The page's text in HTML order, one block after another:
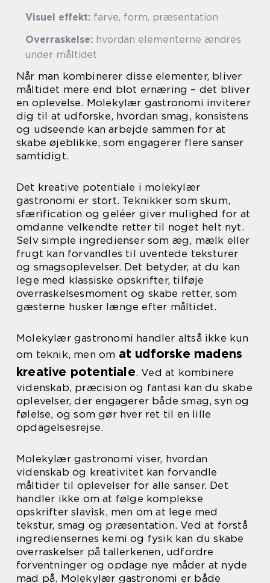
Visuel effekt: farve, form, præsentation
Overraskelse: hvordan elementerne ændres
under måltidet
Når man kombinerer disse elementer, bliver
måltidet mere end blot ernæring – det bliver
en oplevelse. Molekylær gastronomi inviterer
dig til at udforske, hvordan smag, konsistens
og udseende kan arbejde sammen for at
skabe øjeblikke, som engagerer flere sanser
samtidigt.
Det kreative potentiale i molekylær
gastronomi er stort. Teknikker som skum,
sfærification og geléer giver mulighed for at
omdanne velkendte retter til noget helt nyt.
Selv simple ingredienser som æg, mælk eller
frugt kan forvandles til uventede teksturer
og smagsoplevelser. Det betyder, at du kan
lege med klassiske opskrifter, tilføje
overraskelsesmoment og skabe retter, som
gæsterne husker længe efter måltidet.
Molekylær gastronomi handler altså ikke kun
om teknik, men om at udforske madens
kreative potentiale. Ved at kombinere
videnskab, præcision og fantasi kan du skabe
oplevelser, der engagerer både smag, syn og
følelse, og som gør hver ret til en lille
opdagelsesrejse.
Molekylær gastronomi viser, hvordan
videnskab og kreativitet kan forvandle
måltider til oplevelser for alle sanser. Det
handler ikke om at følge komplekse
opskrifter slavisk, men om at lege med
tekstur, smag og præsentation. Ved at forstå
ingrediensernes kemi og fysik kan du skabe
overraskelser på tallerkenen, udfordre
forventninger og opdage nye måder at nyde
mad på. Molekylær gastronomi er både